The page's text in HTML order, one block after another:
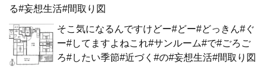
る#妄想生活#間取り図
そこ気になるんですけどー#どー#どっきん#ぐ
ー#してますよねこれ#サンルーム#で#ごろご
ろ#したい季節#近づく#の#妄想生活#間取り図